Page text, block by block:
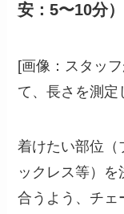
安：5〜10分）
[画像：スタッ
て、長さを測定
着けたい部位（
ックレス等）を
合うよう、チェ